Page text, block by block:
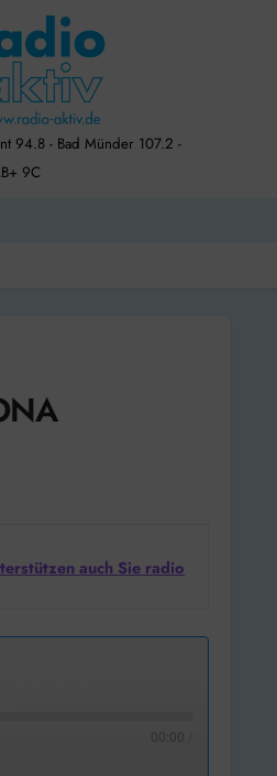
94.8 - Bad Münder 107.2 -
9C
auch Sie radio
00:00